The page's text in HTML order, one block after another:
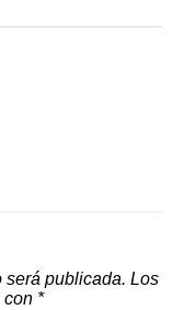
será publicada. Los
con *